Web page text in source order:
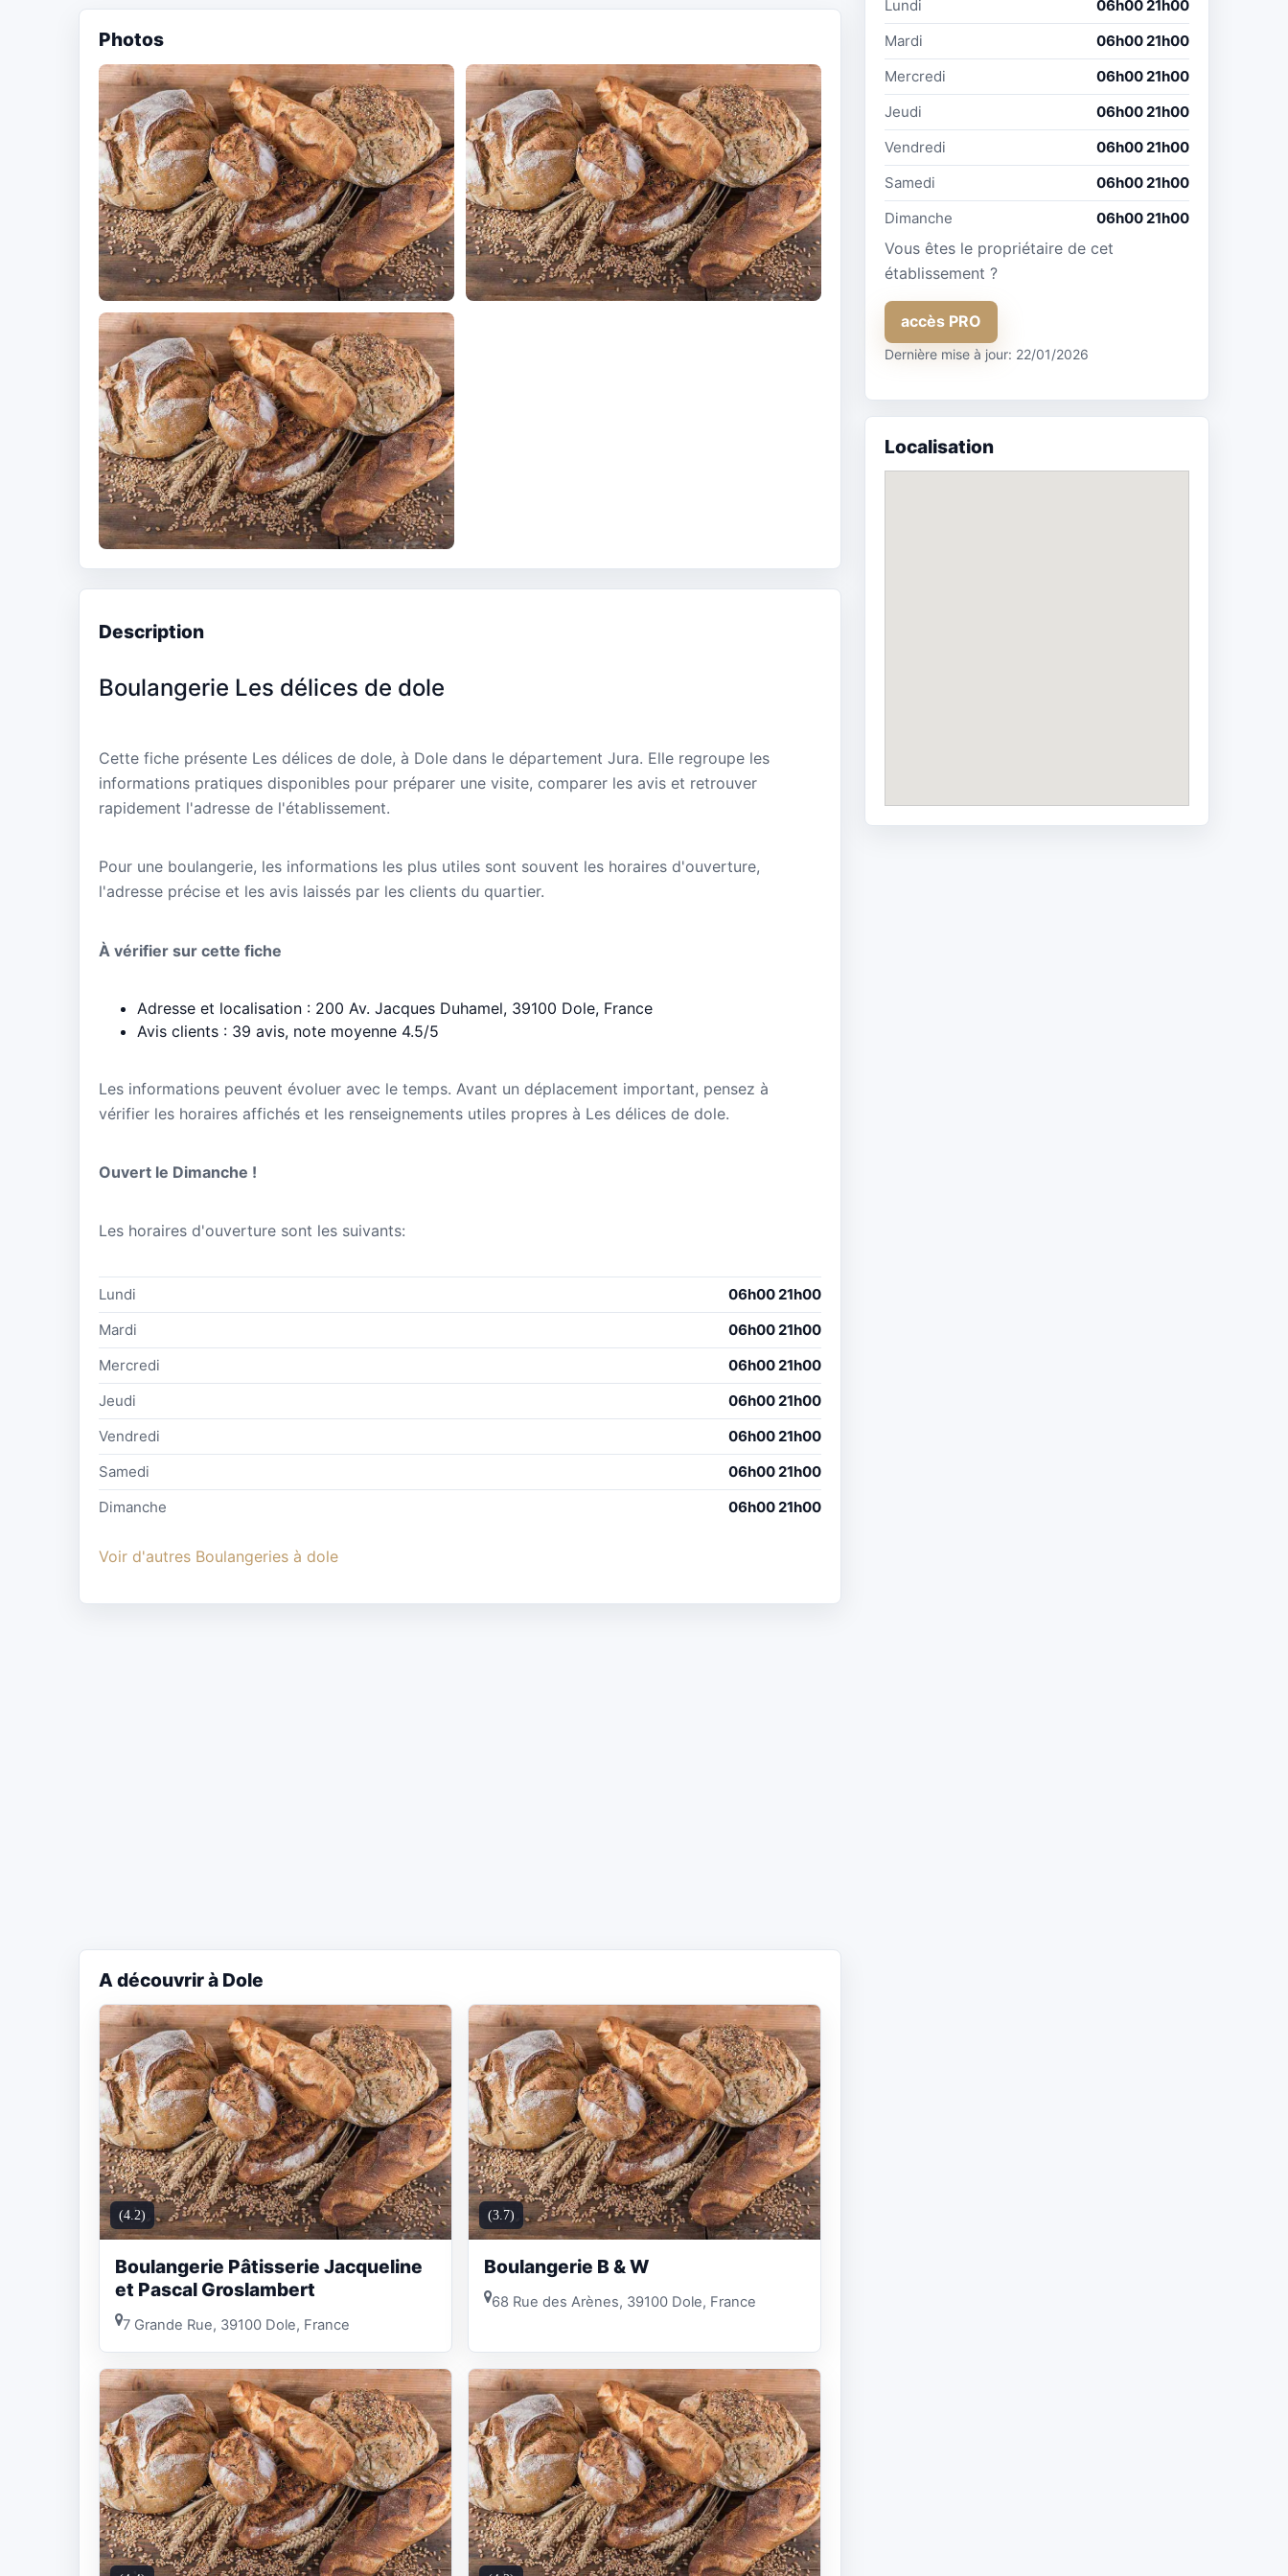
Photos
Description
Boulangerie Les délices de dole
Cette fiche présente Les délices de dole, à Dole dans le département Jura. Elle regroupe les
informations pratiques disponibles pour préparer une visite, comparer les avis et retrouver
rapidement l'adresse de l'établissement.
Pour une boulangerie, les informations les plus utiles sont souvent les horaires d'ouverture,
l'adresse précise et les avis laissés par les clients du quartier.
À vérifier sur cette fiche
Adresse et localisation : 200 Av. Jacques Duhamel, 39100 Dole, France
Avis clients : 39 avis, note moyenne 4.5/5
Les informations peuvent évoluer avec le temps. Avant un déplacement important, pensez à
vérifier les horaires affichés et les renseignements utiles propres à Les délices de dole.
Ouvert le Dimanche !
Les horaires d'ouverture sont les suivants:
Lundi
06h00 21h00
Mardi
06h00 21h00
Mercredi
06h00 21h00
Jeudi
06h00 21h00
Vendredi
06h00 21h00
Samedi
06h00 21h00
Dimanche
06h00 21h00
Voir d'autres Boulangeries à dole
A découvrir à Dole
(4.2)
Boulangerie Pâtisserie Jacqueline
et Pascal Groslambert
7 Grande Rue, 39100 Dole, France
(3.7)
Boulangerie B & W
68 Rue des Arènes, 39100 Dole, France
Lundi
06h00 21h00
Mardi
06h00 21h00
Mercredi
06h00 21h00
Jeudi
06h00 21h00
Vendredi
06h00 21h00
Samedi
06h00 21h00
Dimanche
06h00 21h00
Vous êtes le propriétaire de cet
établissement ?
accès PRO
Dernière mise à jour: 22/01/2026
Localisation